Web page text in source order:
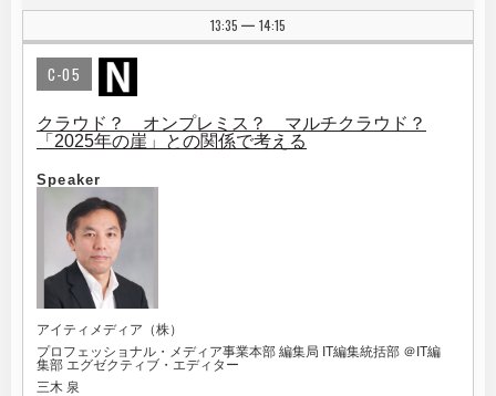
13:35 | 14:15
C-05
クラウド？ オンプレミス？ マルチクラウド？
「2025年の崖」との関係で考える
Speaker
アイティメディア（株）
プロフェッショナル・メディア事業本部 編集局 IT編集統括部 ＠IT編
集部 エグゼクティブ・エディター
三木 泉